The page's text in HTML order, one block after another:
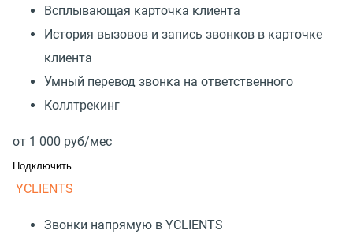
Всплывающая карточка клиента
История вызовов и запись звонков в карточке
клиента
Умный перевод звонка на ответственного
Коллтрекинг
от 1 000 руб/мес
Подключить
YCLIENTS
Звонки напрямую в YCLIENTS